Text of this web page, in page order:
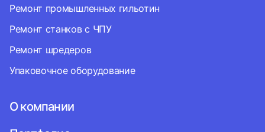
Ремонт промышленных гильотин
Ремонт станков с ЧПУ
Ремонт шредеров
Упаковочное оборудование
О компании